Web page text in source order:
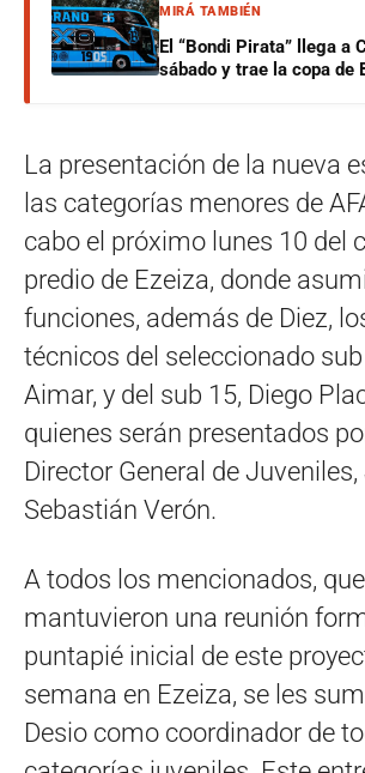
MIRÁ TAMBIÉN
El “Bondi Pirata” llega a
sábado y trae la copa de
La presentación de la nueva
las categorías menores de
cabo el próximo lunes 10 del
predio de Ezeiza, donde
funciones, además de Diez,
técnicos del seleccionado
Aimar, y del sub 15, Diego
quienes serán presentados
Director General de
Sebastián Verón.
A todos los mencionados, que
mantuvieron una reunión
puntapié inicial de este
semana en Ezeiza, se les
Desio como coordinador de